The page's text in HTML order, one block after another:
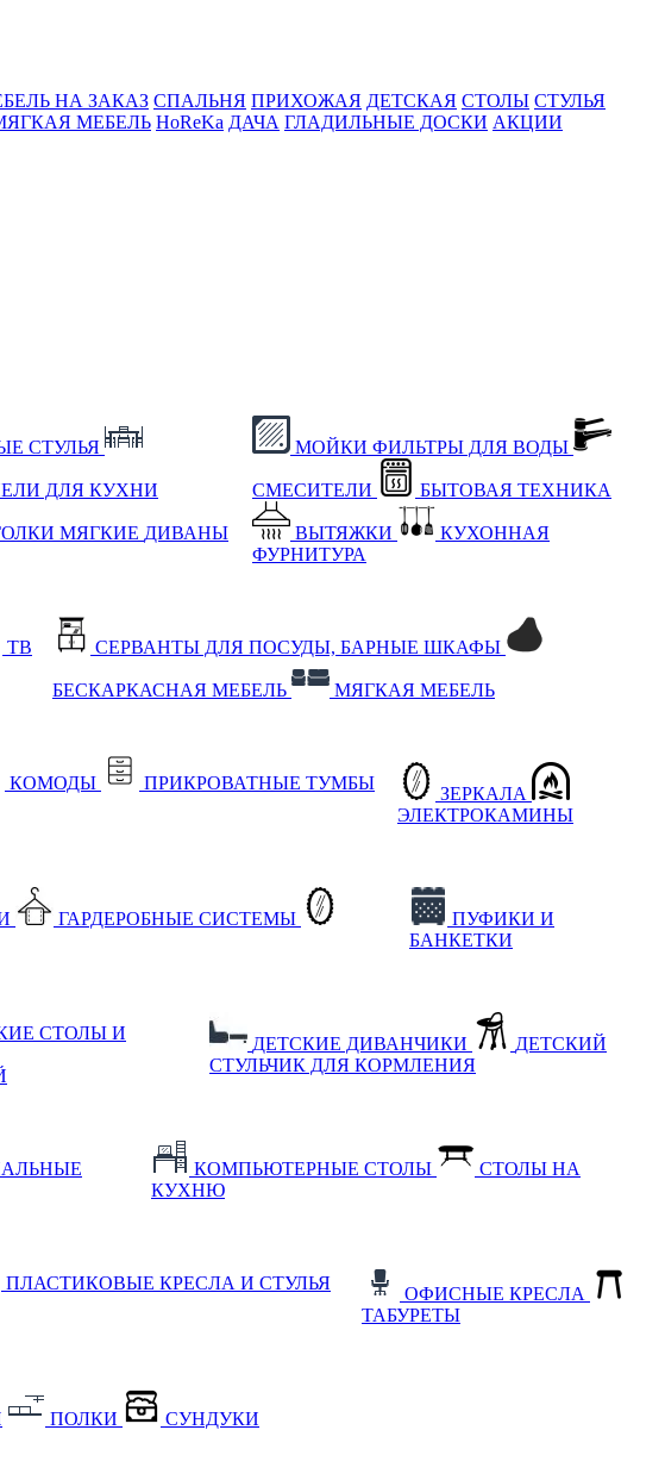
НА ЗАКАЗ СПАЛЬНЯ ПРИХОЖАЯ ДЕТСКАЯ СТОЛЫ СТУЛЬЯ
МЕБЕЛЬ HoReKa ДАЧА ГЛАДИЛЬНЫЕ ДОСКИ АКЦИИ
СТУЛЬЯ
ДЛЯ КУХНИ
МЯГКИЕ ДИВАНЫ
МОЙКИ ФИЛЬТРЫ ДЛЯ ВОДЫ
СМЕСИТЕЛИ БЫТОВАЯ ТЕХНИКА
ВЫТЯЖКИ
КУХОННАЯ
ФУРНИТУРА
ТВ СЕРВАНТЫ ДЛЯ ПОСУДЫ, БАРНЫЕ ШКАФЫ
БЕСКАРКАСНАЯ МЕБЕЛЬ МЯГКАЯ МЕБЕЛЬ
КОМОДЫ ПРИКРОВАТНЫЕ ТУМБЫ
ЗЕРКАЛА
ЭЛЕКТРОКАМИНЫ
ГАРДЕРОБНЫЕ СИСТЕМЫ
ПУФИКИ И
БАНКЕТКИ
СТОЛЫ И
ДЕТСКИЕ ДИВАНЧИКИ
ДЕТСКИЙ
СТУЛЬЧИК ДЛЯ КОРМЛЕНИЯ
КОМПЬЮТЕРНЫЕ СТОЛЫ
СТОЛЫ НА
КУХНЮ
ПЛАСТИКОВЫЕ КРЕСЛА И СТУЛЬЯ
ОФИСНЫЕ КРЕСЛА
ТАБУРЕТЫ
ПОЛКИ СУНДУКИ